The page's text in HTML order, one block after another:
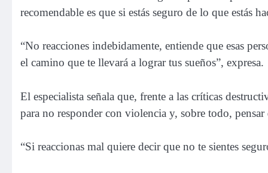
recomendable es que si estás seguro de lo que estás
“No reacciones indebidamente, entiende que esas
el camino que te llevará a lograr tus sueños”, expresa.
El especialista señala que, frente a las críticas
para no responder con violencia y, sobre todo,
“Si reaccionas mal quiere decir que no te sientes